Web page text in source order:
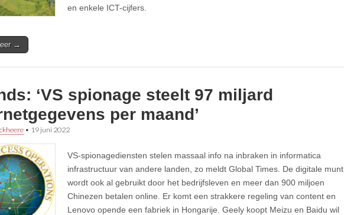
en enkele ICT-cijfers.
→
‘VS spionage steelt 97 miljard
per maand’
• 19 juni 2022
VS-spionagediensten stelen massaal info na inbraken in informatica
infrastructuur van andere landen, zo meldt Global Times. De digitale munt
wordt ook al gebruikt door het bedrijfsleven en meer dan 900 miljoen
Chinezen betalen online. Er komt een strakkere regeling van content en
Lenovo opende een fabriek in Hongarije. Geely koopt Meizu en Baidu wil